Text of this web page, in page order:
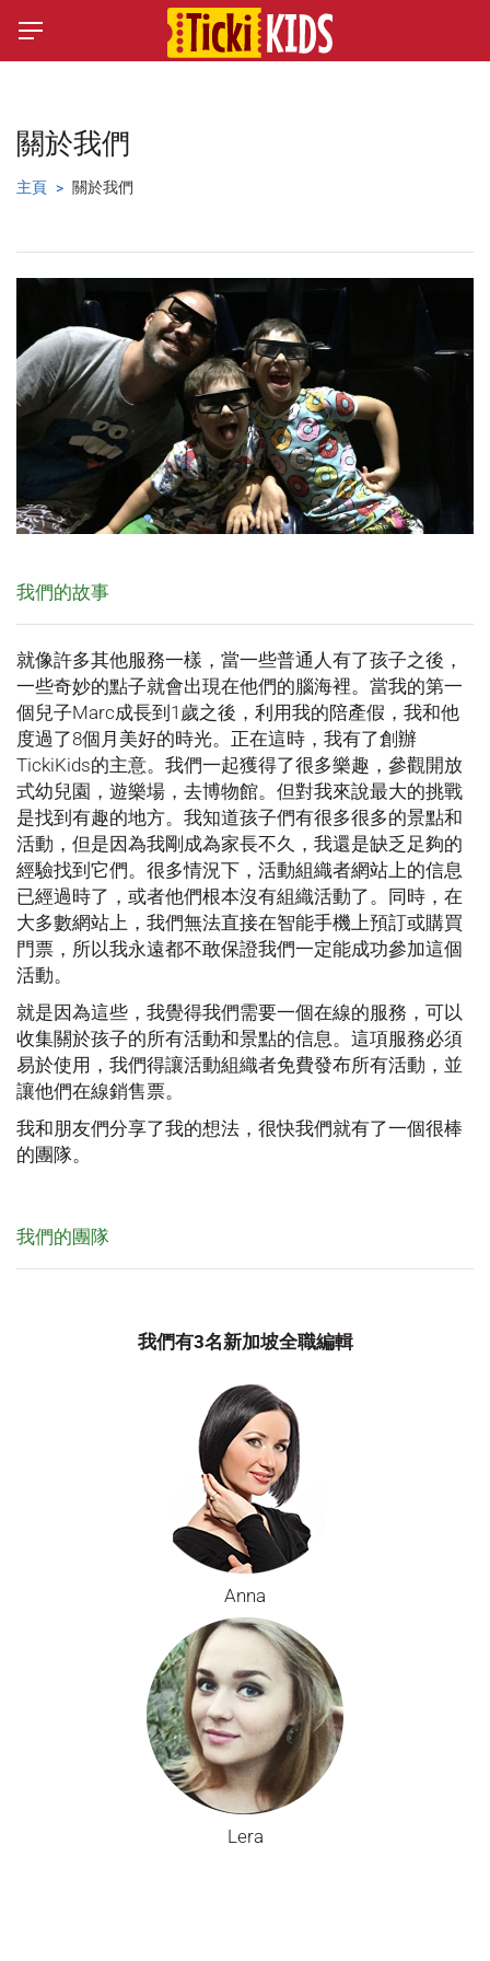
關於我們
主頁 關於我們
我們的故事
就像許多其他服務一樣，當一些普通人有了孩子之後，
一些奇妙的點子就會出現在他們的腦海裡。當我的第一
個兒子Marc成長到1歲之後，利用我的陪產假，我和他
度過了8個月美好的時光。正在這時，我有了創辦
TickiKids的主意。我們一起獲得了很多樂趣，參觀開放
式幼兒園，遊樂場，去博物館。但對我來說最大的挑戰
是找到有趣的地方。我知道孩子們有很多很多的景點和
活動，但是因為我剛成為家長不久，我還是缺乏足夠的
經驗找到它們。很多情況下，活動組織者網站上的信息
已經過時了，或者他們根本沒有組織活動了。同時，在
大多數網站上，我們無法直接在智能手機上預訂或購買
門票，所以我永遠都不敢保證我們一定能成功參加這個
活動。
就是因為這些，我覺得我們需要一個在線的服務，可以
收集關於孩子的所有活動和景點的信息。這項服務必須
易於使用，我們得讓活動組織者免費發布所有活動，並
讓他們在線銷售票。
我和朋友們分享了我的想法，很快我們就有了一個很棒
的團隊。
我們的團隊
我們有3名新加坡全職編輯
Anna
Lera